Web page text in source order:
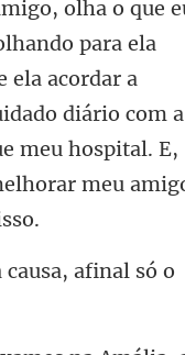
ela acordar a
diário com a
afinal só o